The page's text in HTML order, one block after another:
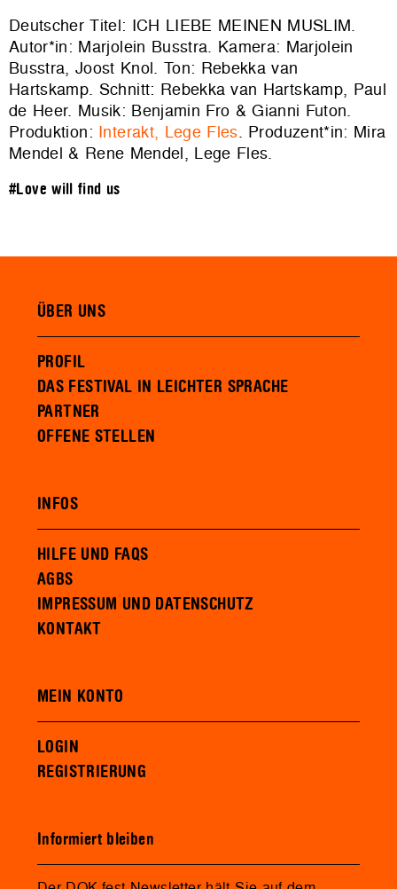
Deutscher Titel: ICH LIEBE MEINEN MUSLIM.
Autor*in: Marjolein Busstra. Kamera: Marjolein
Busstra, Joost Knol. Ton: Rebekka van
Hartskamp. Schnitt: Rebekka van Hartskamp, Paul
de Heer. Musik: Benjamin Fro & Gianni Futon.
Produktion: Interakt, Lege Fles. Produzent*in: Mira
Mendel & Rene Mendel, Lege Fles.
#Love will find us
ÜBER UNS
PROFIL
DAS FESTIVAL IN LEICHTER SPRACHE
PARTNER
OFFENE STELLEN
INFOS
HILFE UND FAQS
AGBS
IMPRESSUM UND DATENSCHUTZ
KONTAKT
MEIN KONTO
LOGIN
REGISTRIERUNG
Informiert bleiben